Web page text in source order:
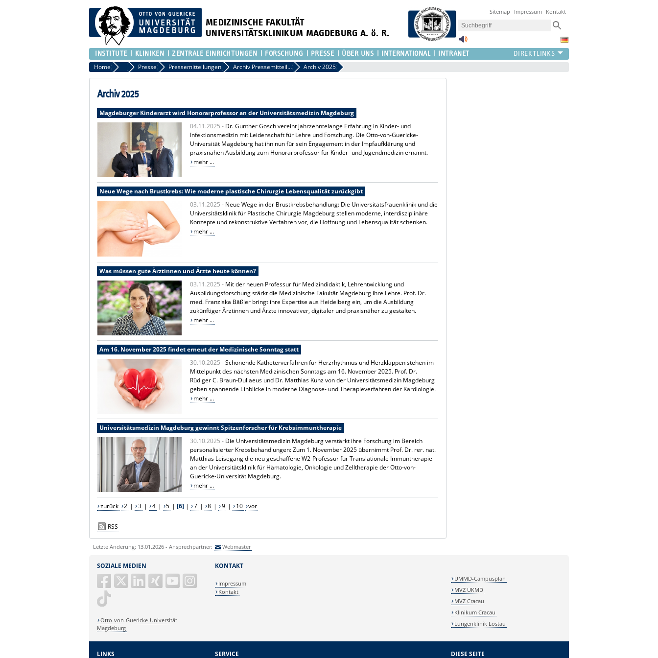
MEDIZINISCHE FAKULTÄT
UNIVERSITÄTSKLINIKUM MAGDEBURG A. ö. R.
Sitemap Impressum Kontakt
INSTITUTE KLINIKEN ZENTRALE EINRICHTUNGEN FORSCHUNG PRESSE ÜBER UNS INTERNATIONAL INTRANET
Home PressePresse Pressemitteilungen Archiv Pressemitteilungen Archiv 2025
Archiv 2025
Magdeburger Kinderarzt wird Honorarprofessor an der Universitätsmedizin Magdeburg
04.11.2025 - Dr. Gunther Gosch vereint jahrzehntelange Erfahrung in Kinder- und
Infektionsmedizin mit Leidenschaft für Lehre und Forschung. Die Otto-von-Guericke-
Universität Magdeburg hat ihn nun für sein Engagement in der Impfaufklärung und
praxisnahen Ausbildung zum Honorarprofessor für Kinder- und Jugendmedizin ernannt.
mehr ...
Neue Wege nach Brustkrebs: Wie moderne plastische Chirurgie Lebensqualität zurückgibt
03.11.2025 - Neue Wege in der Brustkrebsbehandlung: Die Universitätsfrauenklinik und die
Universitätsklinik für Plastische Chirurgie Magdeburg stellen moderne, interdisziplinäre
Konzepte und rekonstruktive Verfahren vor, die Hoffnung und Lebensqualität schenken.
mehr ...
Was müssen gute Ärztinnen und Ärzte heute können?
03.11.2025 - Mit der neuen Professur für Medizindidaktik, Lehrentwicklung und
Ausbildungsforschung stärkt die Medizinische Fakultät Magdeburg ihre Lehre. Prof. Dr.
med. Franziska Bäßler bringt ihre Expertise aus Heidelberg ein, um die Ausbildung
zukünftiger Ärztinnen und Ärzte innovativer, digitaler und praxisnäher zu gestalten.
mehr ...
Am 16. November 2025 findet erneut der Medizinische Sonntag statt
30.10.2025 -Schonende Katheterverfahren für Herzrhythmus und Herzklappen stehen im
Mittelpunkt des nächsten Medizinischen Sonntags am 16. November 2025. Prof. Dr.
Rüdiger C. Braun-Dullaeus und Dr. Matthias Kunz von der Universitätsmedizin Magdeburg
geben spannende Einblicke in moderne Diagnose- und Therapieverfahren der Kardiologie.
mehr ...
Universitätsmedizin Magdeburg gewinnt Spitzenforscher für Krebsimmuntherapie
30.10.2025 - Die Universitätsmedizin Magdeburg verstärkt ihre Forschung im Bereich
personalisierter Krebsbehandlungen: Zum 1. November 2025 übernimmt Prof. Dr. rer. nat.
Matthias Leisegang die neu geschaffene W2-Professur für Translationale Immuntherapie
an der Universitätsklinik für Hämatologie, Onkologie und Zelltherapie der Otto-von-
Guericke-Universität Magdeburg.
mehr ...
zurück 2 | 3 | 4 | 5 |[6] | 7 | 8 | 9 | 10 vor
RSS
Letzte Änderung: 13.01.2026 - Ansprechpartner: Webmaster
SOZIALE MEDIEN
Otto-von-Guericke-Universität
Magdeburg
KONTAKT
Impressum
Kontakt
UMMD-Campusplan
MVZ UKMD
MVZ Cracau
Klinikum Cracau
Lungenklinik Lostau
LINKS SERVICE DIESE SEITE